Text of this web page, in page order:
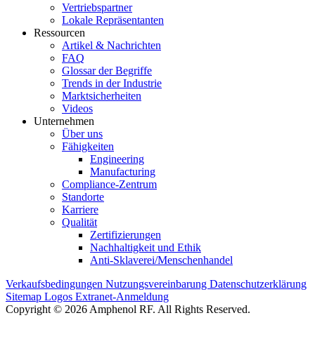
Vertriebspartner
Lokale Repräsentanten
Ressourcen
Artikel & Nachrichten
FAQ
Glossar der Begriffe
Trends in der Industrie
Marktsicherheiten
Videos
Unternehmen
Über uns
Fähigkeiten
Engineering
Manufacturing
Compliance-Zentrum
Standorte
Karriere
Qualität
Zertifizierungen
Nachhaltigkeit und Ethik
Anti-Sklaverei/Menschenhandel
Verkaufsbedingungen Nutzungsvereinbarung Datenschutzerklärung
Sitemap Logos Extranet-Anmeldung
Copyright © 2026 Amphenol RF. All Rights Reserved.